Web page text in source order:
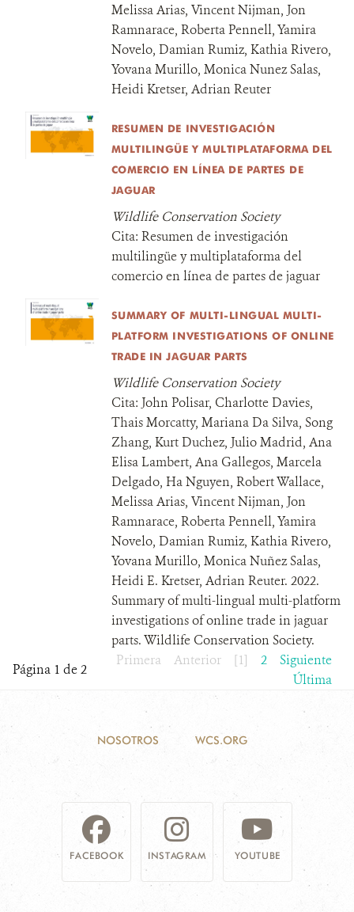
Melissa Arias, Vincent Nijman, Jon
Ramnarace, Roberta Pennell, Yamira
Novelo, Damian Rumiz, Kathia Rivero,
Yovana Murillo, Monica Nunez Salas,
Heidi Kretser, Adrian Reuter
RESUMEN DE INVESTIGACIÓN
MULTILINGÜE Y MULTIPLATAFORMA DEL
COMERCIO EN LÍNEA DE PARTES DE
JAGUAR
Wildlife Conservation Society
Cita: Resumen de investigación
multilingüe y multiplataforma del
comercio en línea de partes de jaguar
SUMMARY OF MULTI-LINGUAL MULTI-
PLATFORM INVESTIGATIONS OF ONLINE
TRADE IN JAGUAR PARTS
Wildlife Conservation Society
Cita: John Polisar, Charlotte Davies,
Thais Morcatty, Mariana Da Silva, Song
Zhang, Kurt Duchez, Julio Madrid, Ana
Elisa Lambert, Ana Gallegos, Marcela
Delgado, Ha Nguyen, Robert Wallace,
Melissa Arias, Vincent Nijman, Jon
Ramnarace, Roberta Pennell, Yamira
Novelo, Damian Rumiz, Kathia Rivero,
Yovana Murillo, Monica Nuñez Salas,
Heidi E. Kretser, Adrian Reuter. 2022.
Summary of multi-lingual multi-platform
investigations of online trade in jaguar
parts. Wildlife Conservation Society.
Página 1 de 2
Primera Anterior [1] 2
Siguiente
Última
NOSOTROS WCS.ORG
FACEBOOK INSTAGRAM YOUTUBE